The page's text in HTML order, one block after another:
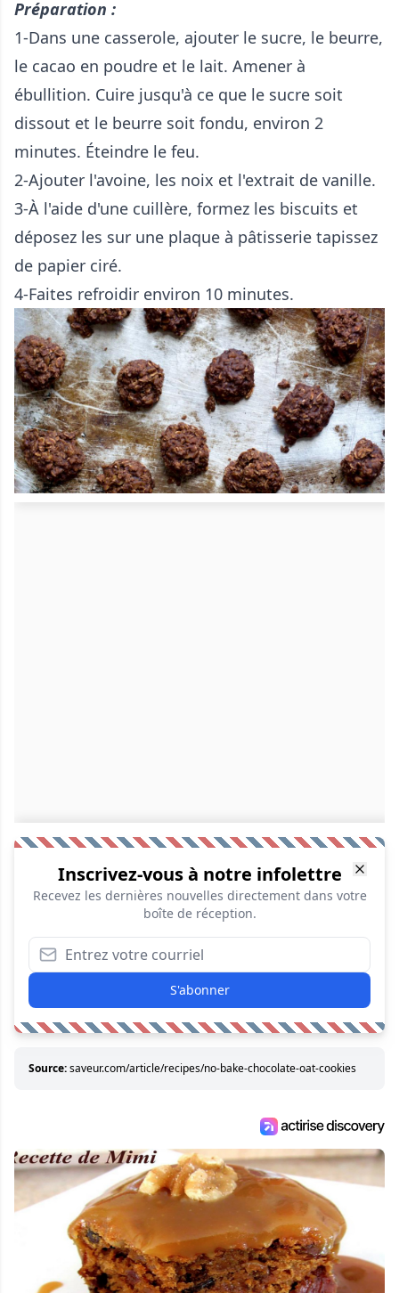
Préparation :
1-Dans une casserole, ajouter le sucre, le beurre,
le cacao en poudre et le lait. Amener à
ébullition. Cuire jusqu'à ce que le sucre soit
dissout et le beurre soit fondu, environ 2
minutes. Éteindre le feu.
2-Ajouter l'avoine, les noix et l'extrait de vanille.
3-À l'aide d'une cuillère, formez les biscuits et
déposez les sur une plaque à pâtisserie tapissez
de papier ciré.
4-Faites refroidir environ 10 minutes.
Inscrivez-vous à notre infolettre
Recevez les dernières nouvelles directement dans votre
boîte de réception.
S'abonner
Source:saveur.com/article/recipes/no-bake-chocolate-oat-cookies